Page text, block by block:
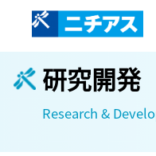
研究開発
Research &